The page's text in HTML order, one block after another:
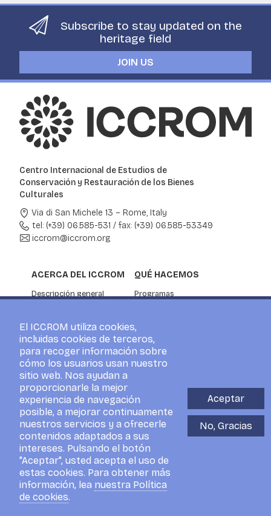
Subscribe to stay updated on the
heritage field
JOIN US
Centro Internacional de Estudios de
Conservación y Restauración de los Bienes
Culturales
Via di San Michele 13 – Rome, Italy
tel: (+39) 06.585-531 / fax: (+39) 06.585-53349
iccrom@iccrom.org
ACERCA DEL ICCROM
Descripción general
Asociación
QUÉ HACEMOS
Programas
Servicios de asesoramiento
NOTICIAS Y EVENTOS
Noticias
ICCROM Events
Para la prensa
Blog
Visitantes
Cookies Policy Privacy Policy
Social Media Policy
© 2026 ICCROM
El ICCROM utiliza cookies,
incluidas cookies de terceros,
para recoger información sobre
cómo los usuarios usan nuestro
sitio web. Nos ayudan a
proporcionarle la mejor
experiencia de navegación
posible, a mejorar continuamente
nuestros servicios y a ofrecerle
contenidos adaptados a sus
intereses. Pulsando el botón
"Aceptar", usted acepta el uso de
estas cookies. Para obtener más
información, lea nuestra Política
de cookies.
Aceptar
No, Gracias